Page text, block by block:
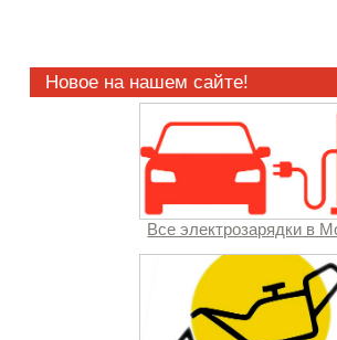
Новое на нашем сайте!
Все электрозарядки в